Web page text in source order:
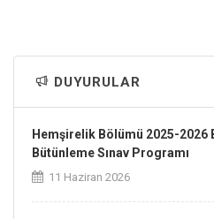
DUYURULAR
Hemşirelik Bölümü 2025-2026
Bütünleme Sınav Programı
11 Haziran 2026